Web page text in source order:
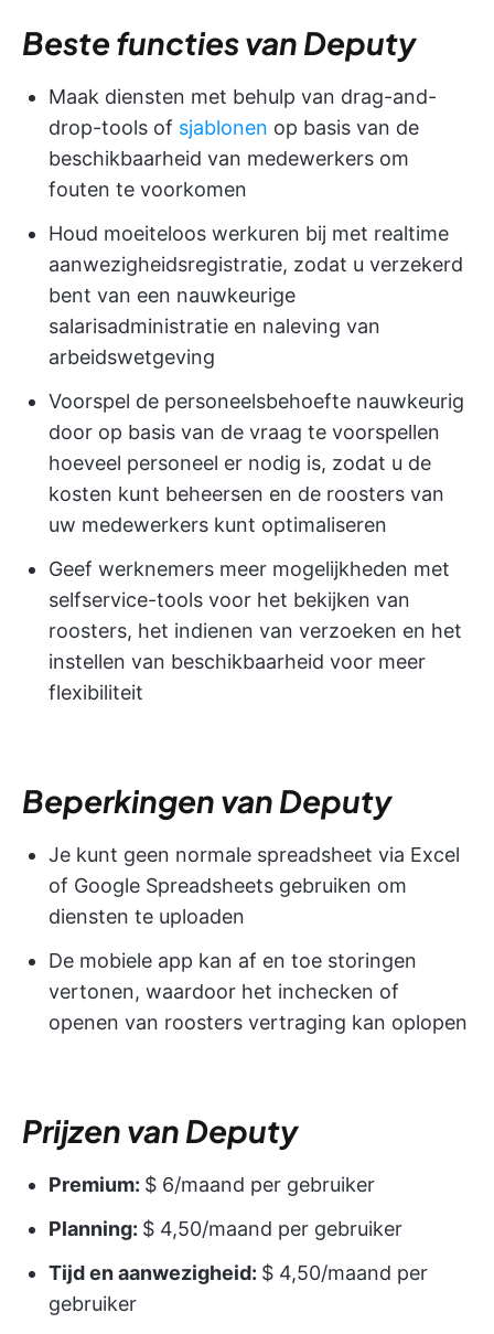
Beste functies van Deputy
Maak diensten met behulp van drag-and-
drop-tools of sjablonen op basis van de
beschikbaarheid van medewerkers om
fouten te voorkomen
Houd moeiteloos werkuren bij met realtime
aanwezigheidsregistratie, zodat u verzekerd
bent van een nauwkeurige
salarisadministratie en naleving van
arbeidswetgeving
Voorspel de personeelsbehoefte nauwkeurig
door op basis van de vraag te voorspellen
hoeveel personeel er nodig is, zodat u de
kosten kunt beheersen en de roosters van
uw medewerkers kunt optimaliseren
Geef werknemers meer mogelijkheden met
selfservice-tools voor het bekijken van
roosters, het indienen van verzoeken en het
instellen van beschikbaarheid voor meer
flexibiliteit
Beperkingen van Deputy
Je kunt geen normale spreadsheet via Excel
of Google Spreadsheets gebruiken om
diensten te uploaden
De mobiele app kan af en toe storingen
vertonen, waardoor het inchecken of
openen van roosters vertraging kan oplopen
Prijzen van Deputy
Premium: $ 6/maand per gebruiker
Planning: $ 4,50/maand per gebruiker
Tijd en aanwezigheid: $ 4,50/maand per
gebruiker